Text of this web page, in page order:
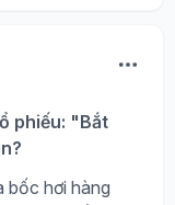
phiếu: "Bắt
bốc hơi hàng